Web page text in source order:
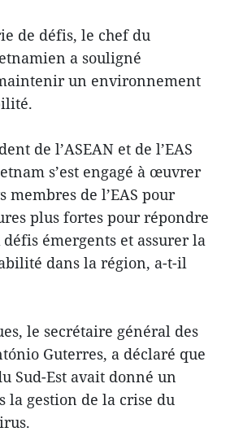
de défis, le chef du
a souligné
un environnement
de l’ASEAN et de l’EAS
s’est engagé à œuvrer
membres de l’EAS pour
plus fortes pour répondre
émergents et assurer la
dans la région, a-t-il
le secrétaire général des
Guterres, a déclaré que
Sud-Est avait donné un
la gestion de la crise du